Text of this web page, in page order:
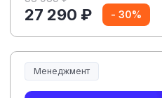
27 290 ₽ - 30%
Менеджмент
Менеджмент и управление